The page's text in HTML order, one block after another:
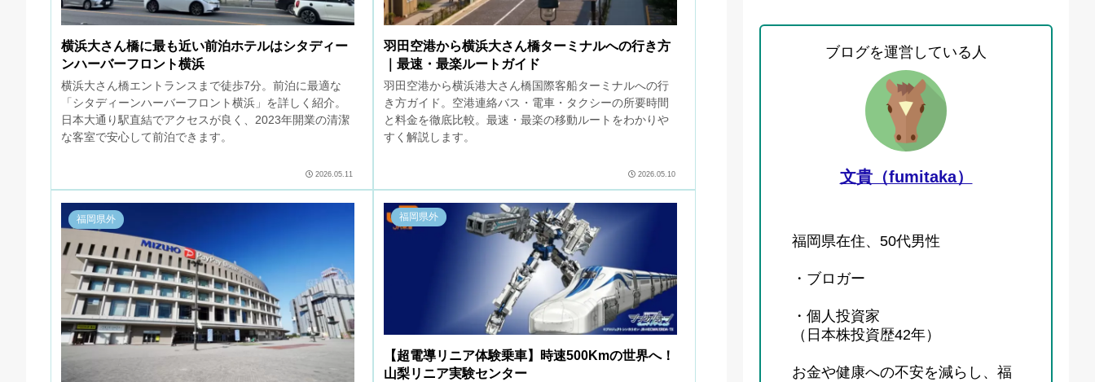
横浜大さん橋に最も近い前泊ホテルはシタディー
ンハーバーフロント横浜
横浜大さん橋エントランスまで徒歩7分。前泊に最適な
「シタディーンハーバーフロント横浜」を詳しく紹介。
日本大通り駅直結でアクセスが良く、2023年開業の清潔
な客室で安心して前泊できます。
2026.05.11
羽田空港から横浜大さん橋ターミナルへの行き方
｜最速・最楽ルートガイド
羽田空港から横浜港大さん橋国際客船ターミナルへの行
き方ガイド。空港連絡バス・電車・タクシーの所要時間
と料金を徹底比較。最速・最楽の移動ルートをわかりや
すく解説します。
2026.05.10
福岡県外 福岡県外
【超電導リニア体験乗車】時速500Kmの世界へ！
山梨リニア実験センター
ブログを運営している人
文貴（fumitaka）
福岡県在住、50代男性
・ブロガー
・個人投資家
（日本株投資歴42年）
お金や健康への不安を減らし、福